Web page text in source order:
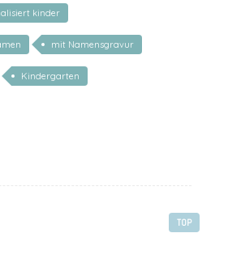
kinder
mit Namensgravur
Kindergarten
TOP